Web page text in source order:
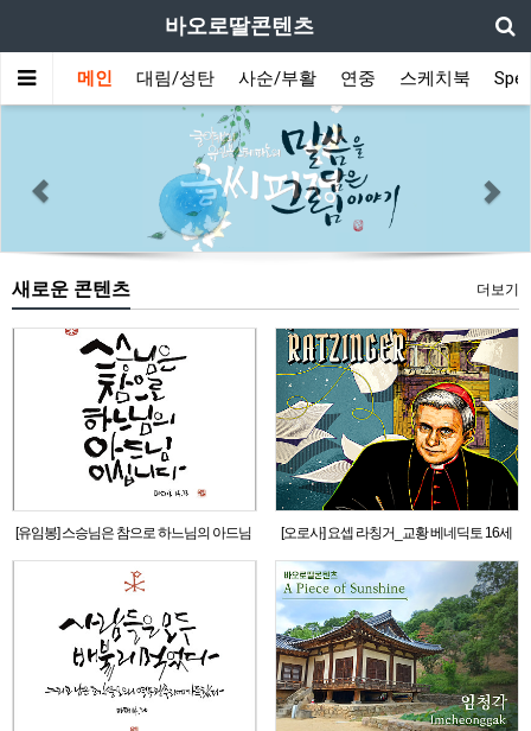
바오로딸콘텐츠
메인 대림/성탄 사순/부활 연중 스케치북
더보기
새로운 콘텐츠
[유임봉] 스승님은 참으로 하느님의 아드님
[오로사] 요셉 라칭거_교황 베네딕토 16세